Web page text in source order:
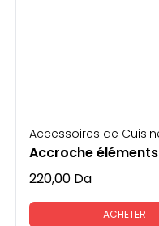
Accessoires de
220,00 Da
ACHETER